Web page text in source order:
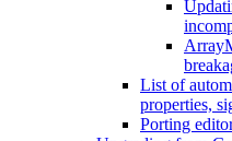
List of
properties,
Porting